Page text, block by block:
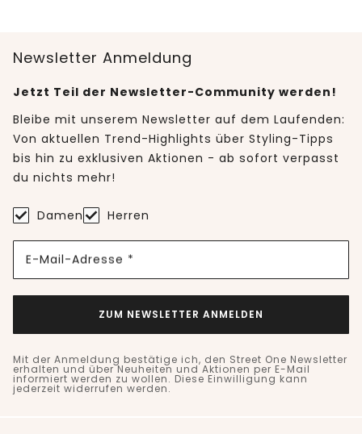
Newsletter Anmeldung
Jetzt Teil der Newsletter-Community werden!
Bleibe mit unserem Newsletter auf dem Laufenden:
Von aktuellen Trend-Highlights über Styling-Tipps
bis hin zu exklusiven Aktionen - ab sofort verpasst
du nichts mehr!
Damen Herren
E-Mail-Adresse *
ZUM NEWSLETTER ANMELDEN
Mit der Anmeldung bestätige ich, den Street One Newsletter
erhalten und über Neuheiten und Aktionen per E-Mail
informiert werden zu wollen. Diese Einwilligung kann
jederzeit widerrufen werden.